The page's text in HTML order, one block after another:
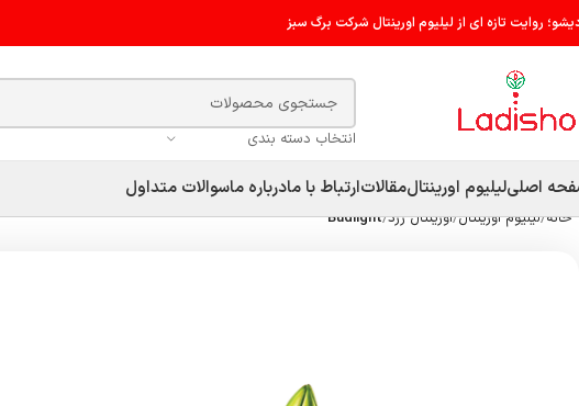
روایت تازه ای از لیلیوم اورینتال شرکت برگ سبز
انتخاب دسته بندی
اصلیلیلیوم اورینتالمقالاتارتباط با مادرباره ماسوالات متداول
خانه لیلیوم اورینتال اورینتال زرد Budlight